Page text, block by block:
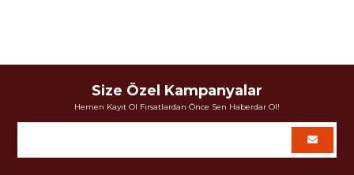
Size Özel Kampanyalar
Hemen Kayıt Ol Fırsatlardan Önce Sen Haberdar Ol!